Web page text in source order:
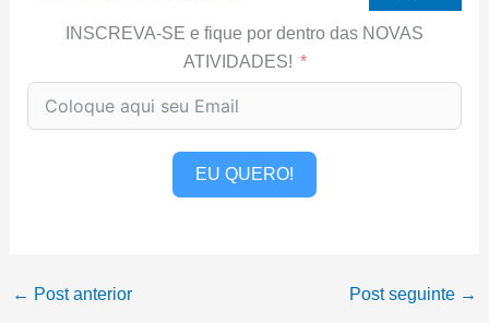
INSCREVA-SE e fique por dentro das NOVAS
ATIVIDADES!
EU QUERO!
← Post anterior Post seguinte →